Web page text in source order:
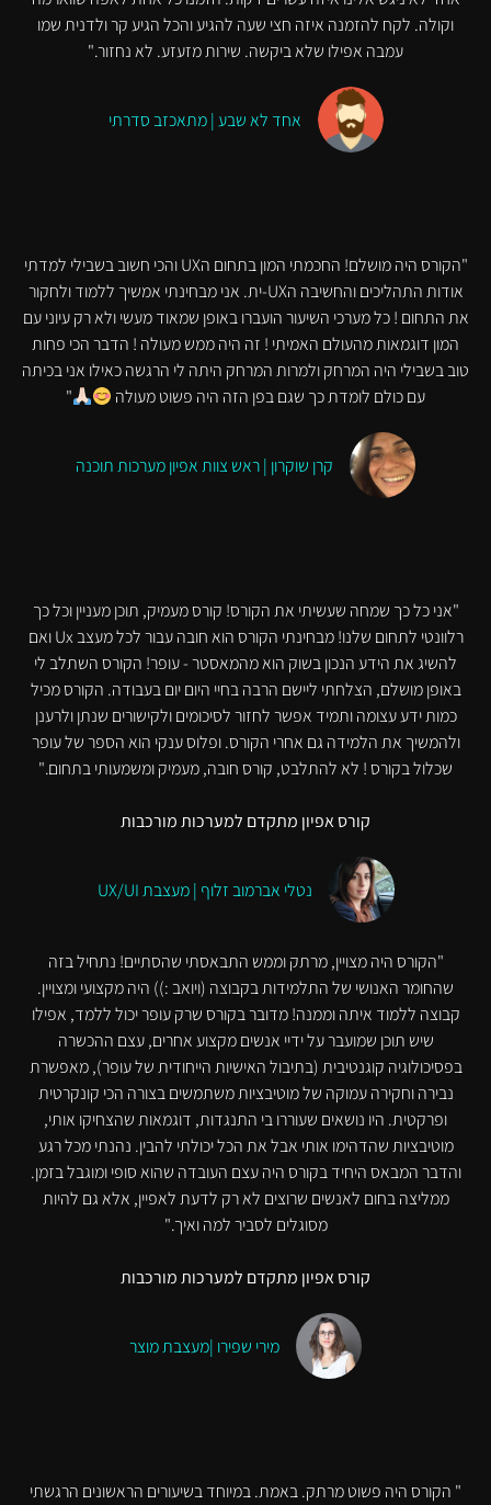
וקולה. לקח להזמנה איזה חצי שעה להגיע והכל הגיע קר ולדנית שמו
עמבה אפילו שלא ביקשה. שירות מזעזע. לא נחזור."
אחד לא שבע | מתאכזב סדרתי
"הקורס היה מושלם! החכמתי המון בתחום הUX והכי חשוב בשבילי למדתי
אודות התהליכים והחשיבה הUX-ית. אני מבחינתי אמשיך ללמוד ולחקור
את התחום ! כל מערכי השיעור הועברו באופן שמאוד מעשי ולא רק עיוני עם
המון דוגמאות מהעולם האמיתי ! זה היה ממש מעולה ! הדבר הכי פחות
טוב בשבילי היה המרחק ולמרות המרחק היתה לי הרגשה כאילו אני בכיתה
עם כולם לומדת כך שגם בפן הזה היה פשוט מעולה
"
קרן שוקרון | ראש צוות אפיון מערכות תוכנה
"אני כל כך שמחה שעשיתי את הקורס! קורס מעמיק, תוכן מעניין וכל כך
רלוונטי לתחום שלנו! מבחינתי הקורס הוא חובה עבור לכל מעצב Ux ואם
להשיג את הידע הנכון בשוק הוא מהמאסטר - עופר! הקורס השתלב לי
באופן מושלם, הצלחתי ליישם הרבה בחיי היום יום בעבודה. הקורס מכיל
כמות ידע עצומה ותמיד אפשר לחזור לסיכומים ולקישורים שנתן ולרענן
ולהמשיך את הלמידה גם אחרי הקורס. ופלוס ענקי הוא הספר של עופר
שכלול בקורס ! לא להתלבט, קורס חובה, מעמיק ומשמעותי בתחום."
קורס אפיון מתקדם למערכות מורכבות
נטלי אברמוב זלוף | מעצבת UX/UI
"הקורס היה מצויין, מרתק וממש התבאסתי שהסתיים! נתחיל בזה
שהחומר האנושי של התלמידות בקבוצה (ויואב :)) היה מקצועי ומצויין.
קבוצה ללמוד איתה וממנה! מדובר בקורס שרק עופר יכול ללמד, אפילו
שיש תוכן שמועבר על ידיי אנשים מקצוע אחרים, עצם ההכשרה
בפסיכולוגיה קוגנטיבית (בתיבול האישיות הייחודית של עופר), מאפשרת
נבירה וחקירה עמוקה של מוטיבציות משתמשים בצורה הכי קונקרטית
ופרקטית. היו נושאים שעוררו בי התנגדות, דוגמאות שהצחיקו אותי,
מוטיבציות שהדהימו אותי אבל את הכל יכולתי להבין. נהנתי מכל רגע
והדבר המבאס היחיד בקורס היה עצם העובדה שהוא סופי ומוגבל בזמן.
ממליצה בחום לאנשים שרוצים לא רק לדעת לאפיין, אלא גם להיות
מסוגלים לסביר למה ואיך."
קורס אפיון מתקדם למערכות מורכבות
מירי שפירו |מעצבת מוצר
" הקורס היה פשוט מרתק. באמת. במיוחד בשיעורים הראשונים הרגשתי